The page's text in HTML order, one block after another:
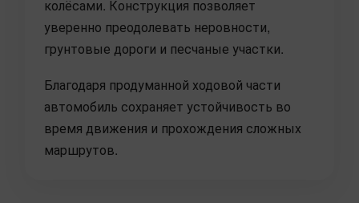
колёсами. Конструкция позволяет
уверенно преодолевать неровности,
грунтовые дороги и песчаные участки.
Благодаря продуманной ходовой части
автомобиль сохраняет устойчивость во
время движения и прохождения сложных
маршрутов.